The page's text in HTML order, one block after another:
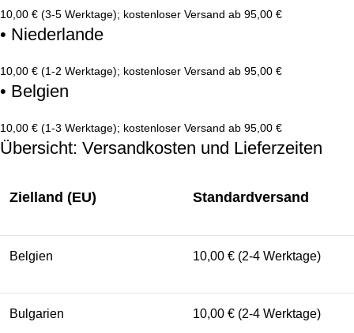
10,00 € (3-5 Werktage); kostenloser Versand ab 95,00 €
• Niederlande
10,00 € (1-2 Werktage); kostenloser Versand ab 95,00 €
• Belgien
10,00 € (1-3 Werktage); kostenloser Versand ab 95,00 €
Übersicht: Versandkosten und Lieferzeiten
Zielland (EU) Standardversand
Belgien 10,00 € (2-4 Werktage)
Bulgarien 10,00 € (2-4 Werktage)